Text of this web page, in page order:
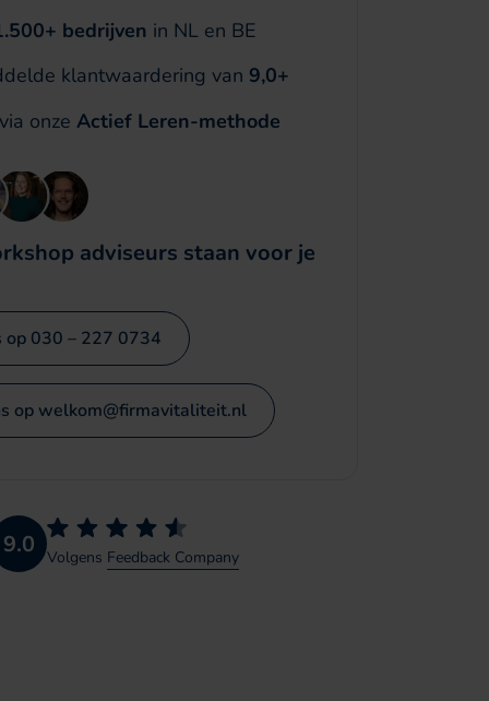
bedrijven in NL en BE
klantwaardering van 9,0+
onze Actief Leren-methode
adviseurs staan voor je
op 030 – 227 0734
op welkom@firmavitaliteit.nl
9.0 Volgens Feedback Company